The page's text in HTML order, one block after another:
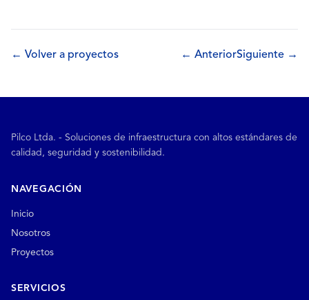
← Volver a proyectos ← AnteriorSiguiente →
Pilco Ltda. - Soluciones de infraestructura con altos estándares de
calidad, seguridad y sostenibilidad.
NAVEGACIÓN
Inicio
Nosotros
Proyectos
SERVICIOS